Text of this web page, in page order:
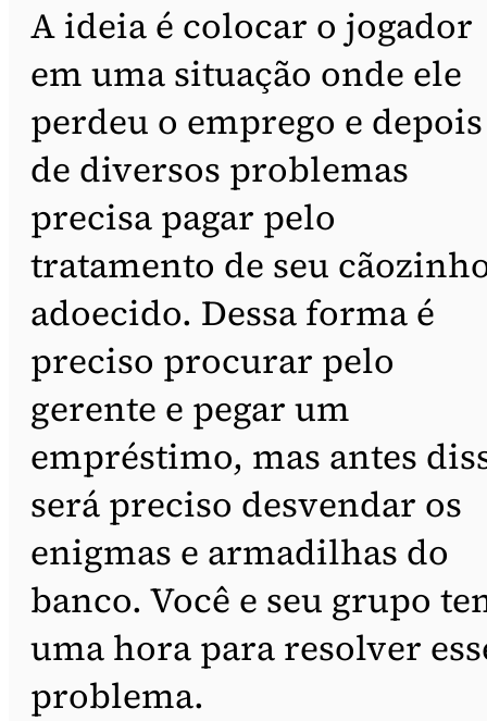
A ideia é colocar o jogador
em uma situação onde ele
perdeu o emprego e depois
de diversos problemas
precisa pagar pelo
tratamento de seu
adoecido. Dessa forma é
preciso procurar pelo
gerente e pegar um
empréstimo, mas antes
será preciso desvendar os
enigmas e armadilhas do
banco. Você e seu grupo
uma hora para resolver
problema.